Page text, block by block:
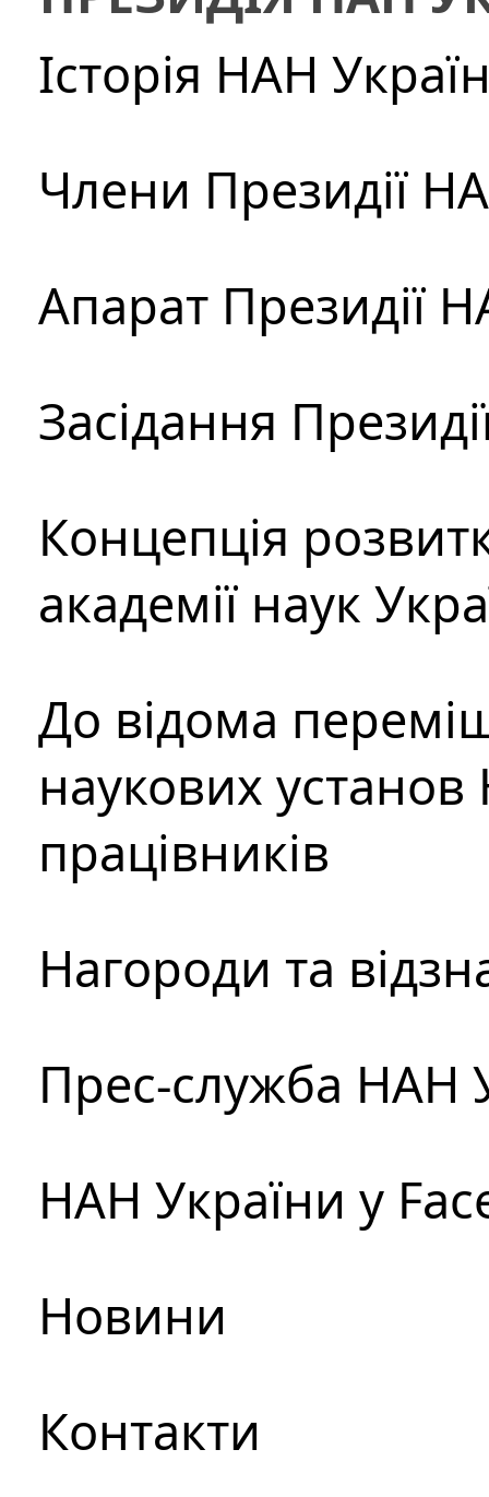
Історія НАН
Члени Президії
Апарат Президії
Засідання
Концепція
академії наук
До відома
наукових установ
працівників
Нагороди та
Прес-служба НАН
НАН України у
Новини
Контакти